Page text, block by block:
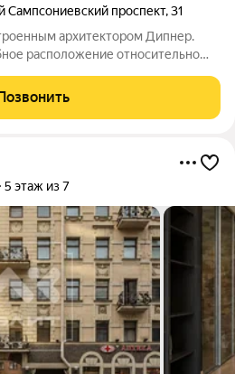
Сампсониевский проспект,31
архитектором Дипнер.
расположение относительно
котором находится здание Тихая,
5 этаж из 7